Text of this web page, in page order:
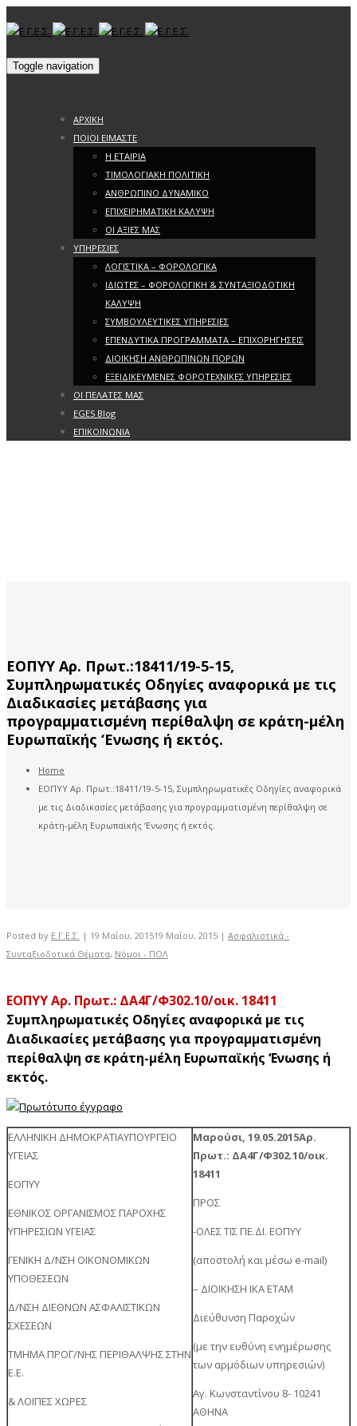
Toggle navigation
ΑΡΧΙΚΗ
ΠΟΙΟΙ ΕΙΜΑΣΤΕ
Η ΕΤΑΙΡΙΑ
ΤΙΜΟΛΟΓΙΑΚΗ ΠΟΛΙΤΙΚΗ
ΑΝΘΡΩΠΙΝΟ ΔΥΝΑΜΙΚΟ
ΕΠΙΧΕΙΡΗΜΑΤΙΚΗ ΚΑΛΥΨΗ
ΟΙ ΑΞΙΕΣ ΜΑΣ
ΥΠΗΡΕΣΙΕΣ
ΛΟΓΙΣΤΙΚΑ – ΦΟΡΟΛΟΓΙΚΑ
ΙΔΙΩΤΕΣ – ΦΟΡΟΛΟΓΙΚΗ & ΣΥΝΤΑΞΙΟΔΟΤΙΚΗ
ΚΑΛΥΨΗ
ΣΥΜΒΟΥΛΕΥΤΙΚΕΣ ΥΠΗΡΕΣΙΕΣ
ΕΠΕΝΔΥΤΙΚΑ ΠΡΟΓΡΑΜΜΑΤΑ – ΕΠΙΧΟΡΗΓΗΣΕΙΣ
ΔΙΟΙΚΗΣΗ ΑΝΘΡΩΠΙΝΩΝ ΠΟΡΩΝ
ΕΞΕΙΔΙΚΕΥΜΕΝΕΣ ΦΟΡΟΤΕΧΝΙΚΕΣ ΥΠΗΡΕΣΙΕΣ
ΟΙ ΠΕΛΑΤΕΣ ΜΑΣ
EGES Blog
ΕΠΙΚΟΙΝΩΝΙΑ
ΕΟΠΥΥ Αρ. Πρωτ.:18411/19-5-15,
Συμπληρωματικές Οδηγίες αναφορικά με τις
Διαδικασίες μετάβασης για
προγραμματισμένη περίθαλψη σε κράτη-μέλη
Ευρωπαϊκής ‘Ενωσης ή εκτός.
Home
ΕΟΠΥΥ Αρ. Πρωτ.:18411/19-5-15, Συμπληρωματικές Οδηγίες αναφορικά
με τις Διαδικασίες μετάβασης για προγραμματισμένη περίθαλψη σε
κράτη-μέλη Ευρωπαϊκής ‘Ενωσης ή εκτός.
Posted by Ε.Γ.Ε.Σ. | 19 Μαΐου, 201519 Μαΐου, 2015 | Ασφαλιστικά -
Συνταξιοδοτικά Θέματα, Νόμοι - ΠΟΛ
ΕΟΠΥΥ Αρ. Πρωτ.: ΔΑ4Γ/Φ302.10/οικ. 18411
Συμπληρωματικές Οδηγίες αναφορικά με τις
Διαδικασίες μετάβασης για προγραμματισμένη
περίθαλψη σε κράτη-μέλη Ευρωπαϊκής ‘Ενωσης ή
εκτός.
ΕΛΛΗΝΙΚΗ ΔΗΜΟΚΡΑΤΙΑΥΠΟΥΡΓΕΙΟ
ΥΓΕΙΑΣ
ΕΟΠΥΥ
ΕΘΝΙΚΟΣ ΟΡΓΑΝΙΣΜΟΣ ΠΑΡΟΧΗΣ
ΥΠΗΡΕΣΙΩΝ ΥΓΕΙΑΣ
ΓΕΝΙΚΗ Δ/ΝΣΗ ΟΙΚΟΝΟΜΙΚΩΝ
ΥΠΟΘΕΣΕΩΝ
Δ/ΝΣΗ ΔΙΕΘΝΩΝ ΑΣΦΑΛΙΣΤΙΚΩΝ
ΣΧΕΣΕΩΝ
ΤΜΗΜΑ ΠΡΟΓ/ΝΗΣ ΠΕΡΙΘΑΛΨΗΣ ΣΤΗΝ
Ε.Ε.
& ΛΟΙΠΕΣ ΧΩΡΕΣ
Μαρούσι, 19.05.2015Αρ.
Πρωτ.: ΔΑ4Γ/Φ302.10/οικ.
18411
ΠΡΟΣ
-ΟΛΕΣ ΤΙΣ ΠΕ.ΔΙ. ΕΟΠΥΥ
(αποστολή και μέσω e-mail)
– ΔΙΟΙΚΗΣΗ ΙΚΑ ΕΤΑΜ
Διεύθυνση Παροχών
(με την ευθύνη ενημέρωσης
των αρμόδιων υπηρεσιών)
Αγ. Κωνσταντίνου 8- 10241
ΑΘΗΝΑ